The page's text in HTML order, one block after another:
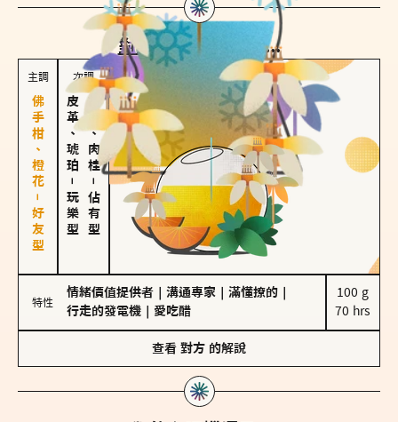
對方的主調蠟燭是...
主調
佛手柑、橙花－好友型
次調
皮革、琥珀
－
玩樂型
胡椒、肉桂
－
佔有型
特性
情緒價值提供者 溝通專家 滿懂撩的
行走的發電機
愛吃醋
100 g
70 hrs
查看 對方 的解說